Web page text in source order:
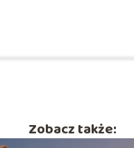
Zobacz także: